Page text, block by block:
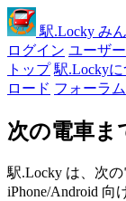
駅.Locky み
ログイン ユーザ
トップ 駅.Lockyに
ロード フォーラム
次の電車ま
駅.Locky は、次
iPhone/Android